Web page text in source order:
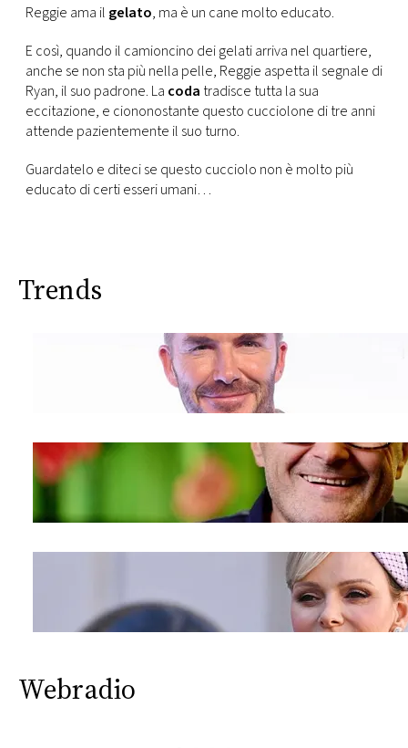
Reggie ama il gelato, ma è un cane molto educato.
E così, quando il camioncino dei gelati arriva nel quartiere,
anche se non sta più nella pelle, Reggie aspetta il segnale di
Ryan, il suo padrone. La coda tradisce tutta la sua
eccitazione, e ciononostante questo cucciolone di tre anni
attende pazientemente il suo turno.
Guardatelo e diteci se questo cucciolo non è molto più
educato di certi esseri umani…
Trends
Webradio